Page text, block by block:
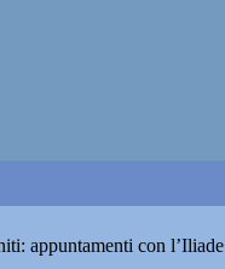
appuntamenti con l’Iliade